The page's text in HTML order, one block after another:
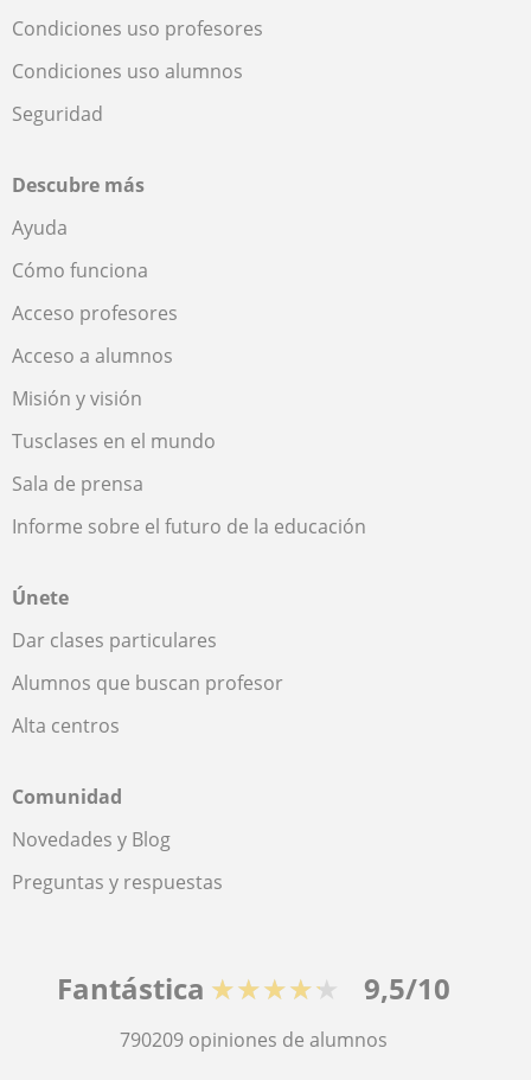
Condiciones uso profesores
Condiciones uso alumnos
Seguridad
Descubre más
Ayuda
Cómo funciona
Acceso profesores
Acceso a alumnos
Misión y visión
Tusclases en el mundo
Sala de prensa
Informe sobre el futuro de la educación
Únete
Dar clases particulares
Alumnos que buscan profesor
Alta centros
Comunidad
Novedades y Blog
Preguntas y respuestas
Fantástica ★★★★★ 9,5/10
790209 opiniones de alumnos